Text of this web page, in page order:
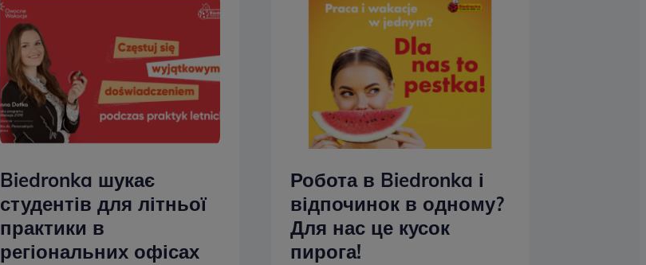
Biedronka шукає
студентів для літньої
практики в
регіональних офісах
Робота в Biedronka і
відпочинок в одному?
Для нас це кусок
пирога!